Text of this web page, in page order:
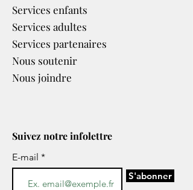
Services enfants
Services adultes
Services partenaires​
Nous soutenir
Nous joindre
Suivez notre infolettre
E-mail
S'abonner